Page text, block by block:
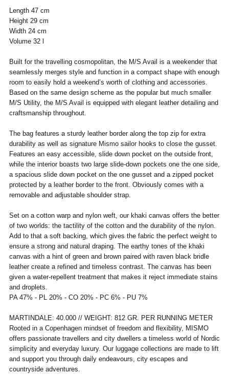
Length 47 cm
Height 29 cm
Width 24 cm
Volume 32 l
Built for the travelling cosmopolitan, the M/S Avail is a weekender that
seamlessly merges style and function in a compact shape with enough
room to easily hold a weekend’s worth of clothing and accessories.
Based on the same design scheme as the popular but much smaller
M/S Utility, the M/S Avail is equipped with elegant leather detailing and
craftsmanship throughout.
The bag features a sturdy leather border along the top zip for extra
durability as well as signature Mismo sailor hooks to close the gusset.
Features an easy accessible, slide down pocket on the outside front,
while the interior boasts two large slide-down pockets one the one side,
a spacious slide down pocket on the one gusset and a zipped pocket
protected by a leather border to the front. Obviously comes with a
removable and adjustable shoulder strap.
Set on a cotton warp and nylon weft, our khaki canvas offers the better
of two worlds: the tactility of the cotton and the durability of the nylon.
Add to that a soft backing, which gives the fabric the perfect weight to
ensure a strong and natural draping. The earthy tones of the khaki
canvas with a hint of green and brown paired with raven black bridle
leather create a refined and timeless contrast. The canvas has been
given a water-repellent treatment that makes it reject immediate stains
and droplets.
PA 47% - PL 20% - CO 20% - PC 6% - PU 7%
MARTINDALE: 40.000 // WEIGHT: 812 GR. PER RUNNING METER
Rooted in a Copenhagen mindset of freedom and flexibility, MISMO
offers passionate travellers and city dwellers a timeless world of Nordic
simplicity and everyday luxury. Our luggage collections are made to lift
and support you through daily endeavours, city escapes and
countryside adventures.
POUR TOUT RENSEIGNEMENT / CUSTOMER
SERVICE
info@frenchtrotters.fr
Pour chaque commande passée avant 12h,
du lundi au vendredi, nous expédions votre
colis sous 48H.
indicatif, nous ne pourrons être tenu
responsable d'un retard dû au
transporteur.Pour toutes questions,
n'hésitez pas à contacter notre service
client par email à info@frenchtrotters.fr.
Les frais de retour sont à la charge
exclusive du client et conformément aux
dispositions légales, vous disposez d'un
compter de la date de réception de votre
commande pour retourner les produits
commandés à l'adresse :
FrenchTrotters, 128 rue Vieille du Temple,
75003 Paris
Les produits doivent être renvoyés dans
leur emballage d'origine, avec leur étiquette
parfait état de revente. Ils ne devront donc
nous constatons, lors de la réception de la
marchandise retournée, des traces
d'utilisation ou des dommages, nous nous
réservons le droit de contester le retour.
Si les conditions mentionnées sont
respectées, dès réception de votre retour,
00 0 1 2
Standard
France 34 36 38 40
UK 6 8 10 12
US 2 4 6 8
25
27
29
31
France 37 39 40 41
Italia 35 36 37 38 39 40
UK 2 3 4 5 6 7
Standard XS S M L XL
41
Pantalon
Jeans
27
/
28
29
30
/31
32
/
33
34
/
36
France 40 41 42 43 44 45
39 40
UK 6 7 8 9 10 11
US 7 8 9 10 11 12